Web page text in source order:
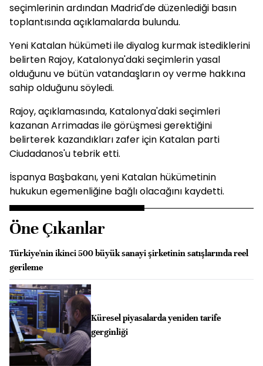
seçimlerinin ardından Madrid'de düzenlediği basın
toplantısında açıklamalarda bulundu.
Yeni Katalan hükümeti ile diyalog kurmak istediklerini
belirten Rajoy, Katalonya'daki seçimlerin yasal
olduğunu ve bütün vatandaşların oy verme hakkına
sahip olduğunu söyledi.
Rajoy, açıklamasında, Katalonya'daki seçimleri
kazanan Arrimadas ile görüşmesi gerektiğini
belirterek kazandıkları zafer için Katalan parti
Ciudadanos'u tebrik etti.
İspanya Başbakanı, yeni Katalan hükümetinin
hukukun egemenliğine bağlı olacağını kaydetti.
Öne Çıkanlar
Türkiye'nin ikinci 500 büyük sanayi şirketinin satışlarında reel
gerileme
Küresel piyasalarda yeniden tarife
gerginliği